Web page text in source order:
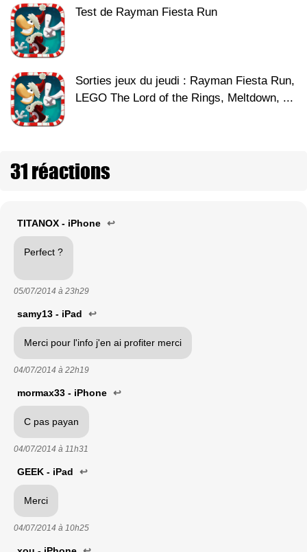
Test de Rayman Fiesta Run
Sorties jeux du jeudi : Rayman Fiesta Run,
LEGO The Lord of the Rings, Meltdown, ...
31 réactions
TITANOX - iPhone ↩
Perfect ?
05/07/2014 à 23h29
samy13 - iPad ↩
Merci pour l'info j'en ai profiter merci
04/07/2014 à 22h19
mormax33 - iPhone ↩
C pas payan
04/07/2014 à 11h31
GEEK - iPad ↩
Merci
04/07/2014 à 10h25